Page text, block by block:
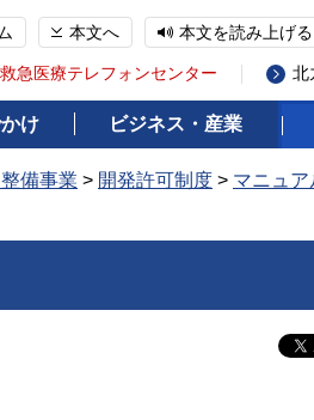
本文へ 本文を読み上げる
救急医療テレフォンセンター 北
け ビジネス・産業
備事業 > 開発許可制度 > マニュ